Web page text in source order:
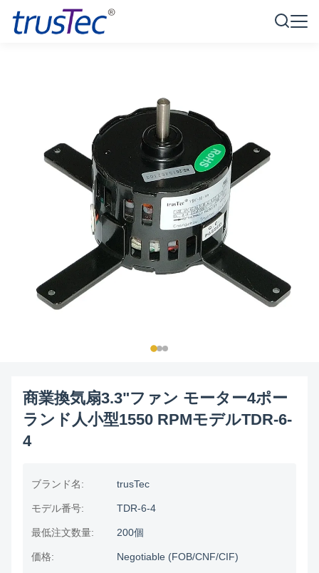
商業換気扇3.3"ファン モーター4ポー
ランド人小型1550 RPMモデルTDR-6-
4
ブランド名: trusTec
モデル番号: TDR-6-4
最低注文数量: 200個
価格: Negotiable (FOB/CNF/CIF)